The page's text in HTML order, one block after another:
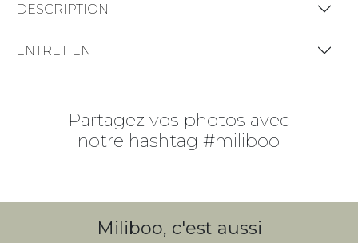
DESCRIPTION
ENTRETIEN
Partagez vos photos avec
notre hashtag #miliboo
Miliboo, c'est aussi